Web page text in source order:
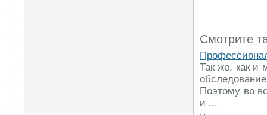
Смотрите
Так же, как и
Поэтому во
и ...